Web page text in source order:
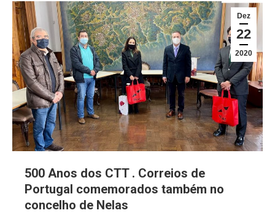
Dez
22
2020
500 Anos dos CTT . Correios de
Portugal comemorados também no
concelho de Nelas